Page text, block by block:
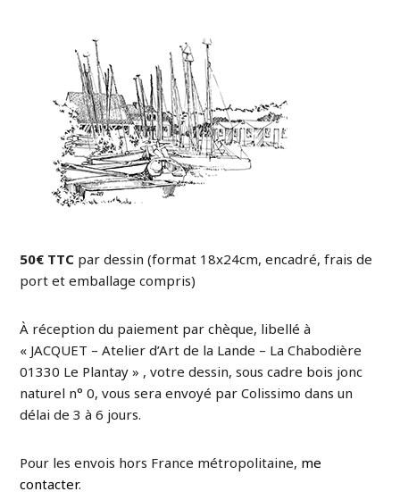
50€ TTC par dessin (format 18x24cm, encadré, frais de
port et emballage compris)
À réception du paiement par chèque, libellé à
« JACQUET – Atelier d’Art de la Lande – La Chabodière
01330 Le Plantay » , votre dessin, sous cadre bois jonc
naturel n° 0, vous sera envoyé par Colissimo dans un
délai de 3 à 6 jours.
Pour les envois hors France métropolitaine, me
contacter.